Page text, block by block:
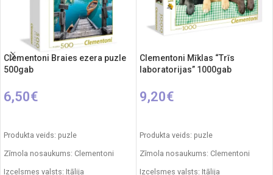
Clementoni Braies ezera puzle
500gab
6,50€
Produkta veids: puzle
Zīmola nosaukums: Clementoni
Izcelsmes valsts: Itālija
Clementoni Mīklas “Trīs
laboratorijas” 1000gab
9,20€
Produkta veids: puzle
Zīmola nosaukums: Clementoni
Izcelsmes valsts: Itālija